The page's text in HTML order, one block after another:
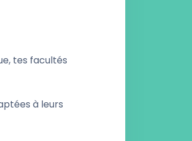
tes facultés
à leurs